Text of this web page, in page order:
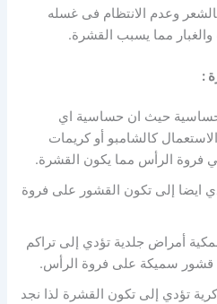
وعدم الانتظام فى غسله
والغبار مما يسبب القشرة.
:
حيث ان حساسية اي
كالشامبو أو كريمات
فروة الرأس مما يكون القشرة.
ايضا إلى تكون القشور على فروة
أمراض جلدية تؤدي إلى تراكم
قشور سميكة على فروة الرأس.
تؤدي إلى تكون القشرة لذا نجد